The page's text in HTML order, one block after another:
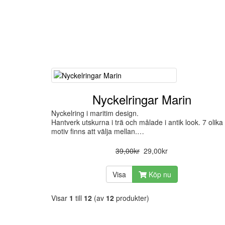
Nyckelringar Marin
Nyckelring i maritim design.
Hantverk utskurna i trä och målade i antik look. 7 olika
motiv finns att välja mellan.…
39,00kr 29,00kr
Visa Köp nu
Visar 1 till 12 (av 12 produkter)